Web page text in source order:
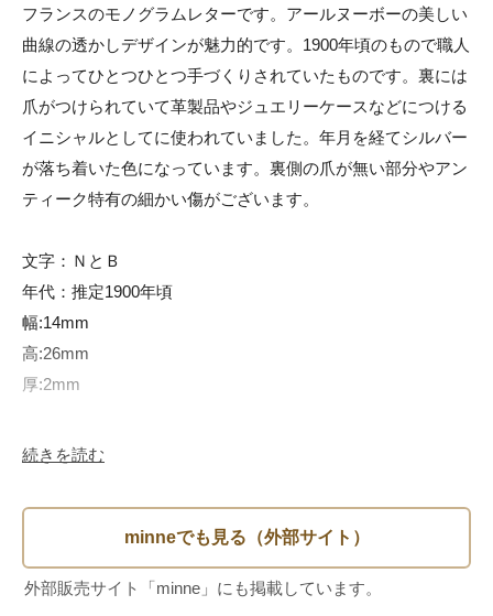
フランスのモノグラムレターです。アールヌーボーの美しい
曲線の透かしデザインが魅力的です。1900年頃のもので職人
によってひとつひとつ手づくりされていたものです。裏には
爪がつけられていて革製品やジュエリーケースなどにつける
イニシャルとしてに使われていました。年月を経てシルバー
が落ち着いた色になっています。裏側の爪が無い部分やアン
ティーク特有の細かい傷がございます。
文字：ＮとＢ
年代：推定1900年頃
幅:14mm
高:26mm
厚:2mm
画像と実際の商品の色味が少々異なる場合がございます。ア
などがございます。それらをアンティークの味としてご理解
の上、ご注文をお願いいたします。
商品コード : A110a576006
続きを読む